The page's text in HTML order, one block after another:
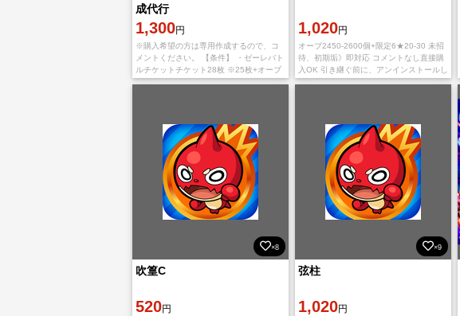
成代行
1,300円
※購入希望の方は専用作成するので、コ
メントください。 【条件】 ・ゼーレバト
ルチケットチケット28枚 ※25枚+オーブ
15個でもok ※ガチガチのアグナX×3とチ
1,020円
オーブ2450-2600個+限定6★20-30 未招
待、初期垢》即対応 コメントなし直接購
入OK 引き継ぐ前に、アンインストールし
て新たにインストールする必要がありま
×8
吹篁C
520円
×9
弦柱
1,020円